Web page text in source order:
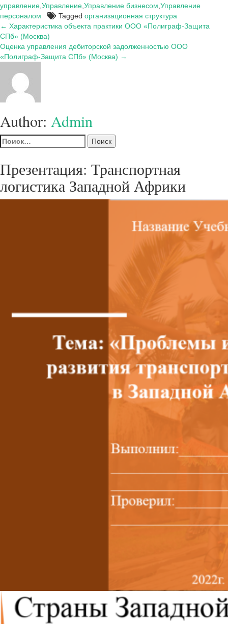
управление Управление Управление бизнесом Управление
персоналом
Tagged организационная структура
Навигация
по
записям
← Характеристика объекта практики ООО «Полиграф-Защита
СПб» (Москва)
Оценка управления дебиторской задолженностью ООО
«Полиграф-Защита СПб» (Москва) →
Author: Admin
Найти:
Презентация: Транспортная
логистика Западной Африки